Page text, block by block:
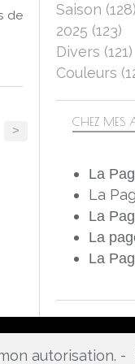
de
>
Saison (128)
2025 (123)
Divers (121)
Couleurs
CHEZ MES
La
La
La
La
La
autorisation.